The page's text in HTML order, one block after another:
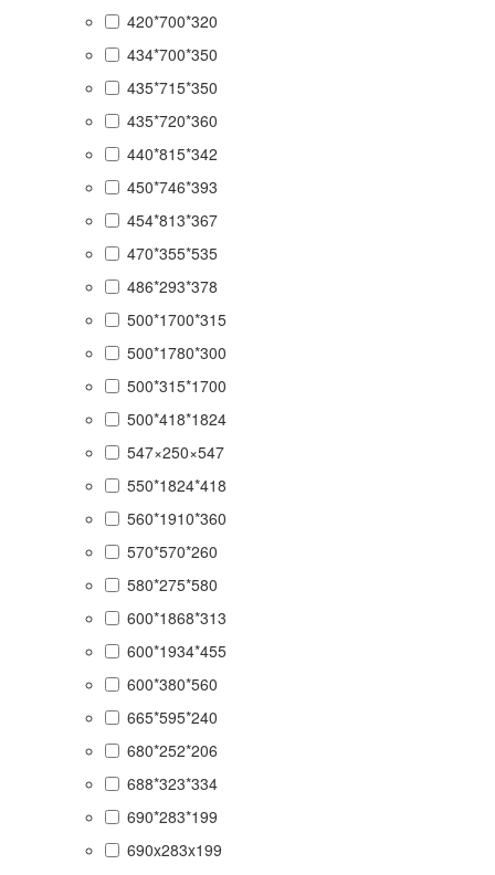
420*700*320
434*700*350
435*715*350
435*720*360
440*815*342
450*746*393
454*813*367
470*355*535
486*293*378
500*1700*315
500*1780*300
500*315*1700
500*418*1824
547×250×547
550*1824*418
560*1910*360
570*570*260
580*275*580
600*1868*313
600*1934*455
600*380*560
665*595*240
680*252*206
688*323*334
690*283*199
690x283x199